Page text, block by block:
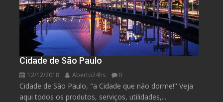
Cidade de São Paulo
12/12/2018 Aberto24hs 0
Cidade de São Paulo, "a Cidade que não dorme!" Veja
aqui todos os produtos, serviços, utilidades,...